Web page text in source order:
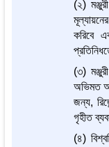
(২)
করিবে
(৩)
অভিমত
জন্য,
গৃহীত
(৪)